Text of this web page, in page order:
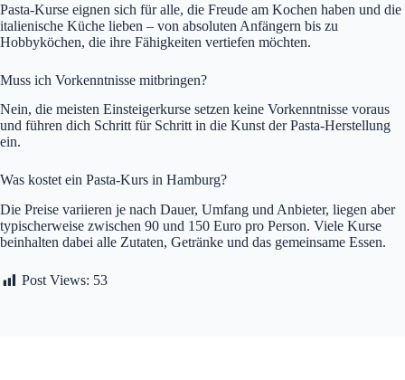
Pasta-Kurse eignen sich für alle, die Freude am Kochen haben und die
italienische Küche lieben – von absoluten Anfängern bis zu
Hobbyköchen, die ihre Fähigkeiten vertiefen möchten.
Muss ich Vorkenntnisse mitbringen?
Nein, die meisten Einsteigerkurse setzen keine Vorkenntnisse voraus
und führen dich Schritt für Schritt in die Kunst der Pasta-Herstellung
ein.
Was kostet ein Pasta-Kurs in Hamburg?
Die Preise variieren je nach Dauer, Umfang und Anbieter, liegen aber
typischerweise zwischen 90 und 150 Euro pro Person. Viele Kurse
beinhalten dabei alle Zutaten, Getränke und das gemeinsame Essen.
Post Views: 53